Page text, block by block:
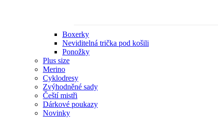
Boxerky
Neviditelná trička pod košili
Ponožky
Plus size
Merino
Cyklodresy
Zvýhodněné sady
Čeští mistři
Dárkové poukazy
Novinky